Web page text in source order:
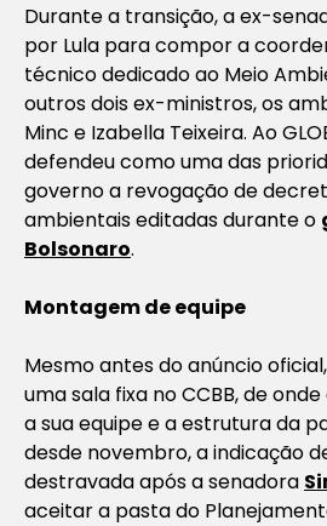
Durante a transição, a ex-
por Lula para compor a
técnico dedicado ao Meio
outros dois ex-ministros, os
Minc e Izabella Teixeira. Ao
defendeu como uma das
governo a revogação de
ambientais editadas durante o
Bolsonaro.
Montagem de equipe
Mesmo antes do anúncio
uma sala fixa no CCBB, de
a sua equipe e a estrutura da
desde novembro, a indicação
destravada após a senadora
aceitar a pasta do